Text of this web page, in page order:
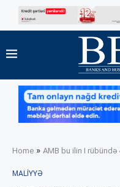
Home » AMB bu ilin I rübündə
MALIYYƏ